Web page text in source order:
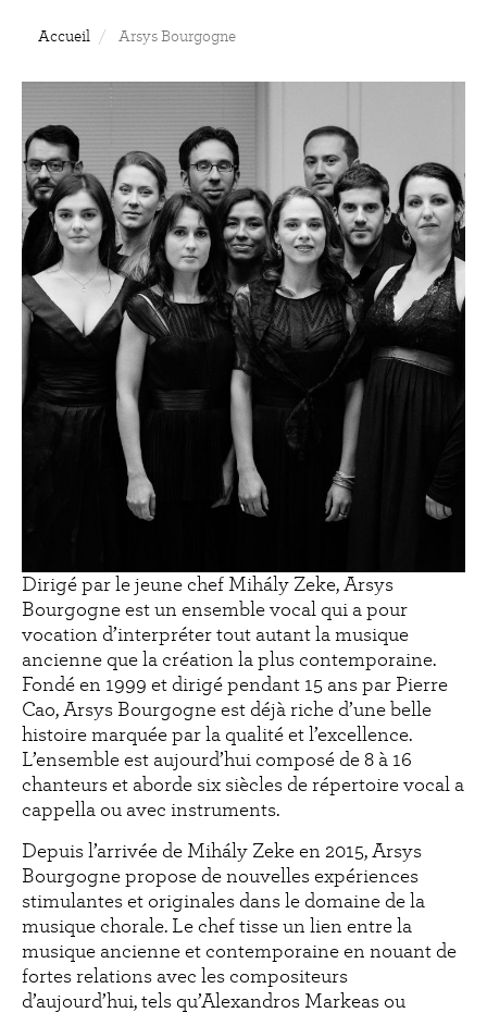
Accueil Arsys Bourgogne
Dirigé par le jeune chef Mihály Zeke, Arsys
Bourgogne est un ensemble vocal qui a pour
vocation d’interpréter tout autant la musique
ancienne que la création la plus contemporaine.
Fondé en 1999 et dirigé pendant 15 ans par Pierre
Cao, Arsys Bourgogne est déjà riche d’une belle
histoire marquée par la qualité et l’excellence.
L’ensemble est aujourd’hui composé de 8 à 16
chanteurs et aborde six siècles de répertoire vocal a
cappella ou avec instruments.
Depuis l’arrivée de Mihály Zeke en 2015, Arsys
Bourgogne propose de nouvelles expériences
stimulantes et originales dans le domaine de la
musique chorale. Le chef tisse un lien entre la
musique ancienne et contemporaine en nouant de
fortes relations avec les compositeurs
d’aujourd’hui, tels qu’Alexandros Markeas ou